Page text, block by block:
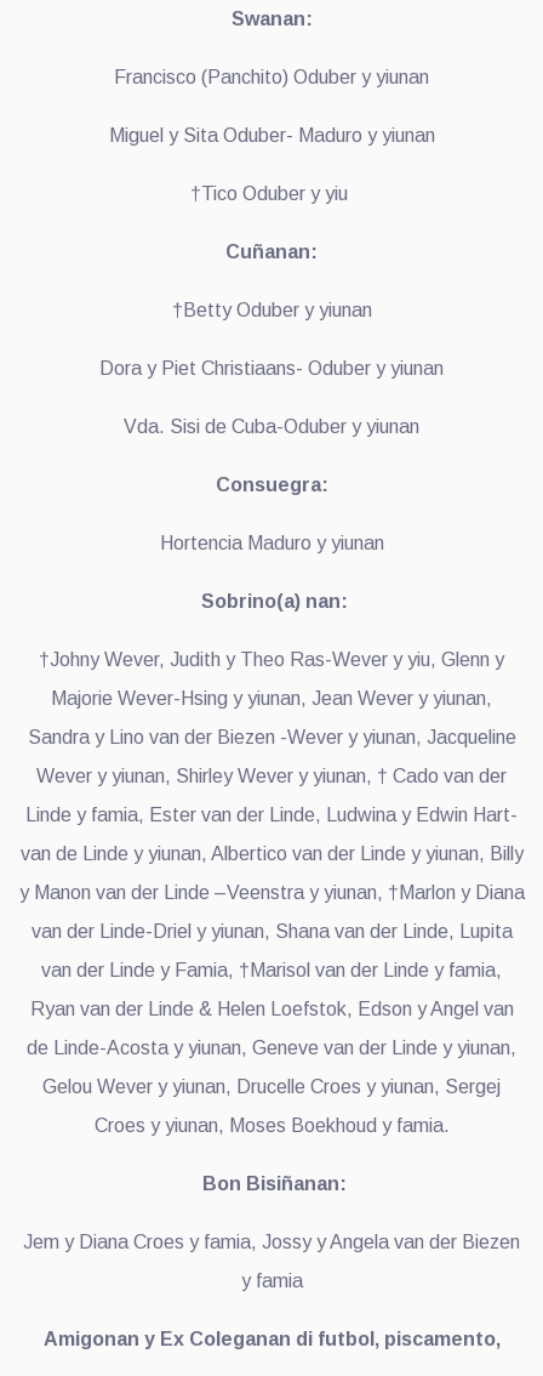
Swanan:
Francisco (Panchito) Oduber y yiunan
Miguel y Sita Oduber- Maduro y yiunan
†Tico Oduber y yiu
Cuñanan:
†Betty Oduber y yiunan
Dora y Piet Christiaans- Oduber y yiunan
Vda. Sisi de Cuba-Oduber y yiunan
Consuegra:
Hortencia Maduro y yiunan
Sobrino(a) nan:
†Johny Wever, Judith y Theo Ras-Wever y yiu, Glenn y
Majorie Wever-Hsing y yiunan, Jean Wever y yiunan,
Sandra y Lino van der Biezen -Wever y yiunan, Jacqueline
Wever y yiunan, Shirley Wever y yiunan, † Cado van der
Linde y famia, Ester van der Linde, Ludwina y Edwin Hart-
van de Linde y yiunan, Albertico van der Linde y yiunan, Billy
y Manon van der Linde –Veenstra y yiunan, †Marlon y Diana
van der Linde-Driel y yiunan, Shana van der Linde, Lupita
van der Linde y Famia, †Marisol van der Linde y famia,
Ryan van der Linde & Helen Loefstok, Edson y Angel van
de Linde-Acosta y yiunan, Geneve van der Linde y yiunan,
Gelou Wever y yiunan, Drucelle Croes y yiunan, Sergej
Croes y yiunan, Moses Boekhoud y famia.
Bon Bisiñanan:
Jem y Diana Croes y famia, Jossy y Angela van der Biezen
y famia
Amigonan y Ex Coleganan di futbol, piscamento,